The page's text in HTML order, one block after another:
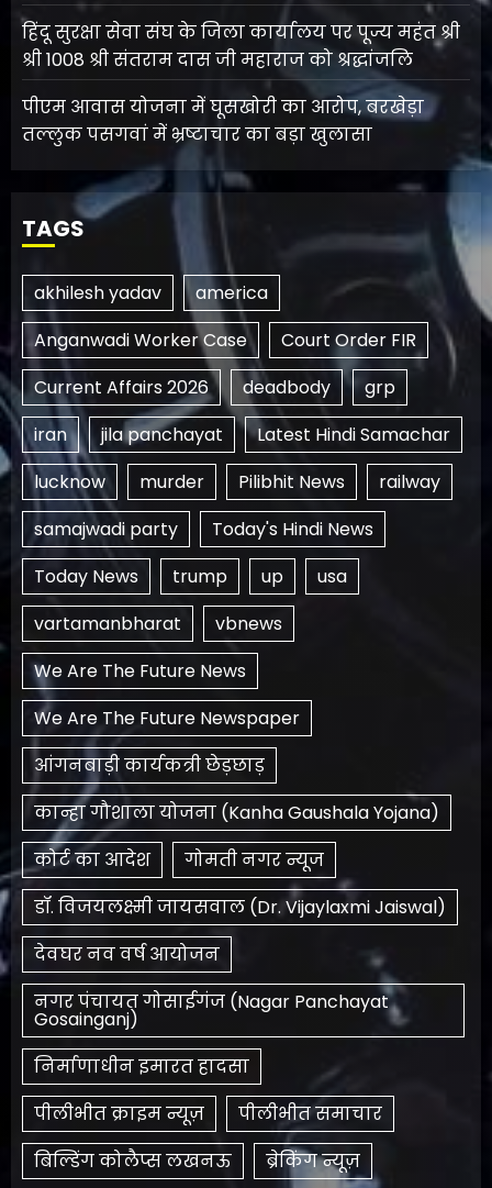
हिंदू सुरक्षा सेवा संघ के जिला कार्यालय पर पूज्य महंत श्री
श्री 1008 श्री संतराम दास जी महाराज को श्रद्धांजलि
पीएम आवास योजना में घूसखोरी का आरोप, बरखेड़ा
तल्लुक पसगवां में भ्रष्टाचार का बड़ा खुलासा
TAGS
akhilesh yadav
america
Anganwadi Worker Case
Court Order FIR
Current Affairs 2026
deadbody
grp
iran
jila panchayat
Latest Hindi Samachar
lucknow
murder Pilibhit News
railway
samajwadi party
Today's Hindi News
Today News
trump up
usa
vartamanbharat
vbnews
We Are The Future News
We Are The Future Newspaper
आंगनबाड़ी कार्यकत्री छेड़छाड़
कान्हा गौशाला योजना (Kanha Gaushala Yojana)
कोर्ट का आदेश
गोमती नगर न्यूज
डॉ. विजयलक्ष्मी जायसवाल (Dr. Vijaylaxmi Jaiswal)
देवघर नव वर्ष आयोजन
नगर पंचायत गोसाईगंज (Nagar Panchayat
Gosainganj)
निर्माणाधीन इमारत हादसा
पीलीभीत क्राइम न्यूज़
पीलीभीत समाचार
बिल्डिंग कोलैप्स लखनऊ
ब्रेकिंग न्यूज़